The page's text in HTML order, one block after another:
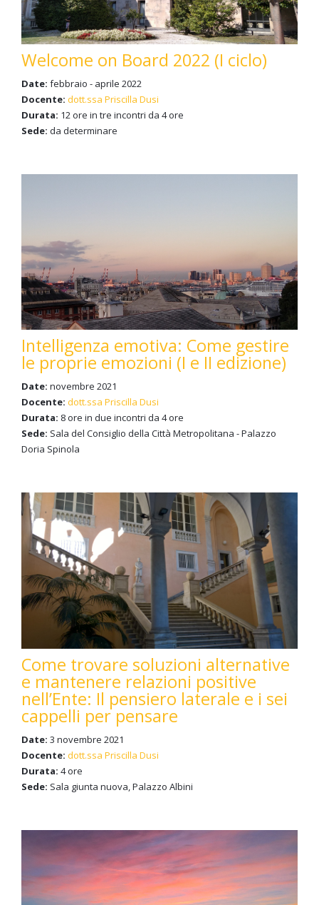
Welcome on Board 2022 (I ciclo)
Date: febbraio - aprile 2022
Docente: dott.ssa Priscilla Dusi
Durata: 12 ore in tre incontri da 4 ore
Sede: da determinare
Intelligenza emotiva: Come gestire
le proprie emozioni (I e II edizione)
Date: novembre 2021
Docente: dott.ssa Priscilla Dusi
Durata: 8 ore in due incontri da 4 ore
Sede: Sala del Consiglio della Città Metropolitana - Palazzo
Doria Spinola
Come trovare soluzioni alternative
e mantenere relazioni positive
nell’Ente: Il pensiero laterale e i sei
cappelli per pensare
Date: 3 novembre 2021
Docente: dott.ssa Priscilla Dusi
Durata: 4 ore
Sede: Sala giunta nuova, Palazzo Albini